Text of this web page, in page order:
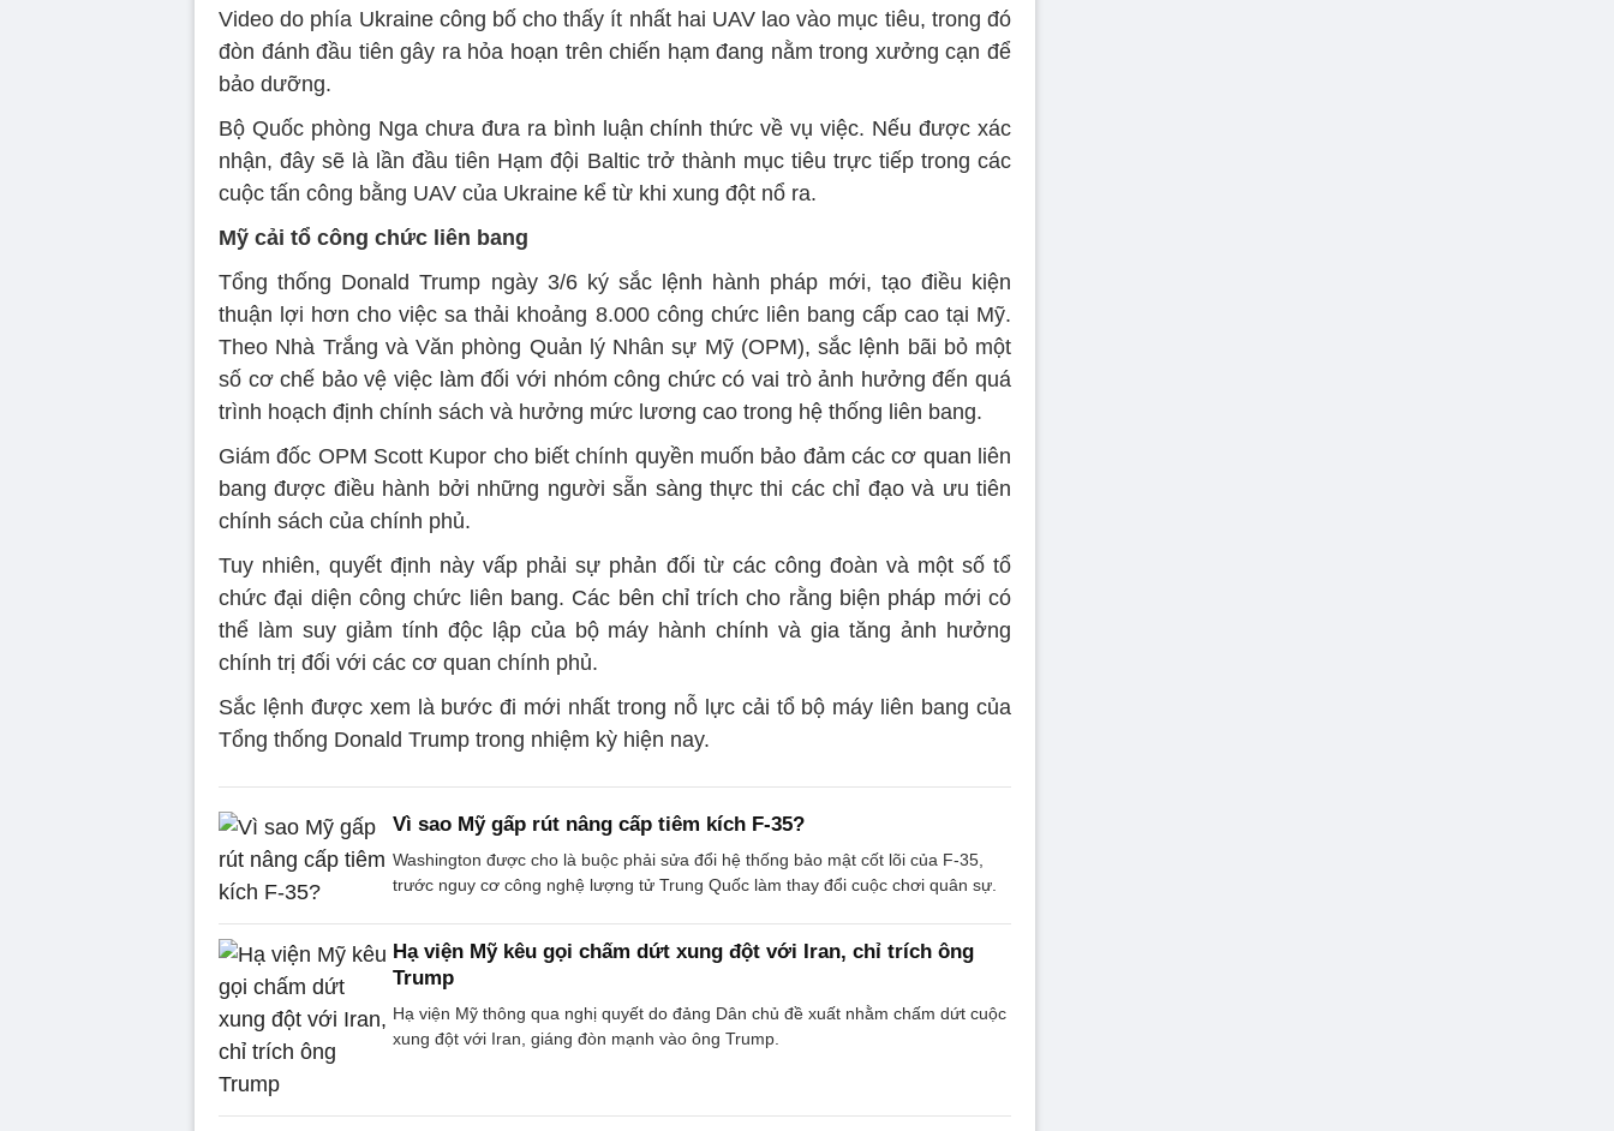
Video do phía Ukraine công bố cho thấy ít nhất hai UAV lao vào mục tiêu, trong đó
đòn đánh đầu tiên gây ra hỏa hoạn trên chiến hạm đang nằm trong xưởng cạn để
bảo dưỡng.
Bộ Quốc phòng Nga chưa đưa ra bình luận chính thức về vụ việc. Nếu được xác
nhận, đây sẽ là lần đầu tiên Hạm đội Baltic trở thành mục tiêu trực tiếp trong các
cuộc tấn công bằng UAV của Ukraine kể từ khi xung đột nổ ra.
Mỹ cải tổ công chức liên bang
Tổng thống Donald Trump ngày 3/6 ký sắc lệnh hành pháp mới, tạo điều kiện
thuận lợi hơn cho việc sa thải khoảng 8.000 công chức liên bang cấp cao tại Mỹ.
Theo Nhà Trắng và Văn phòng Quản lý Nhân sự Mỹ (OPM), sắc lệnh bãi bỏ một
số cơ chế bảo vệ việc làm đối với nhóm công chức có vai trò ảnh hưởng đến quá
trình hoạch định chính sách và hưởng mức lương cao trong hệ thống liên bang.
Giám đốc OPM Scott Kupor cho biết chính quyền muốn bảo đảm các cơ quan liên
bang được điều hành bởi những người sẵn sàng thực thi các chỉ đạo và ưu tiên
chính sách của chính phủ.
Tuy nhiên, quyết định này vấp phải sự phản đối từ các công đoàn và một số tổ
chức đại diện công chức liên bang. Các bên chỉ trích cho rằng biện pháp mới có
thể làm suy giảm tính độc lập của bộ máy hành chính và gia tăng ảnh hưởng
chính trị đối với các cơ quan chính phủ.
Sắc lệnh được xem là bước đi mới nhất trong nỗ lực cải tổ bộ máy liên bang của
Tổng thống Donald Trump trong nhiệm kỳ hiện nay.
Vì sao Mỹ gấp rút nâng cấp tiêm kích F-35?
Washington được cho là buộc phải sửa đổi hệ thống bảo mật cốt lõi của F-35,
trước nguy cơ công nghệ lượng tử Trung Quốc làm thay đổi cuộc chơi quân sự.
Hạ viện Mỹ kêu gọi chấm dứt xung đột với Iran, chỉ trích ông
Trump
Hạ viện Mỹ thông qua nghị quyết do đảng Dân chủ đề xuất nhằm chấm dứt cuộc
xung đột với Iran, giáng đòn mạnh vào ông Trump.